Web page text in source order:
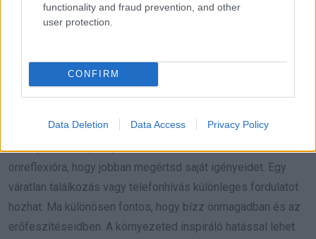
functionality and fraud prevention, and other
user protection.
CONFIRM
Data Deletion Data Access Privacy Policy
elismerik az erőfeszítéseidet. Egy közeli barát vagy
családtag pozitív híreket hozhat, amelyek feldobják a
egy hosszú távú befektetési lehetőséget. Szerelmi
életedben a mai nap az érzelmek tisztázásáról szólhat, ne
több friss levegőn tartózkodni, akár egy rövid séta
formájában. A nap végén érdemes időt szánni az
önreflexióra, hogy jobban megértsd saját igényeidet. Egy
váratlan találkozás vagy telefonhívás különleges fordulatot
hozhat. Ma különösen fontos, hogy bízz önmagadban és az
erőfeszítéseidben. A környezeted inspiráló hatással lehet